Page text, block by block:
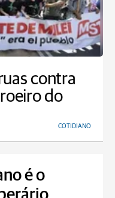
contra
do
COTIDIANO
é o